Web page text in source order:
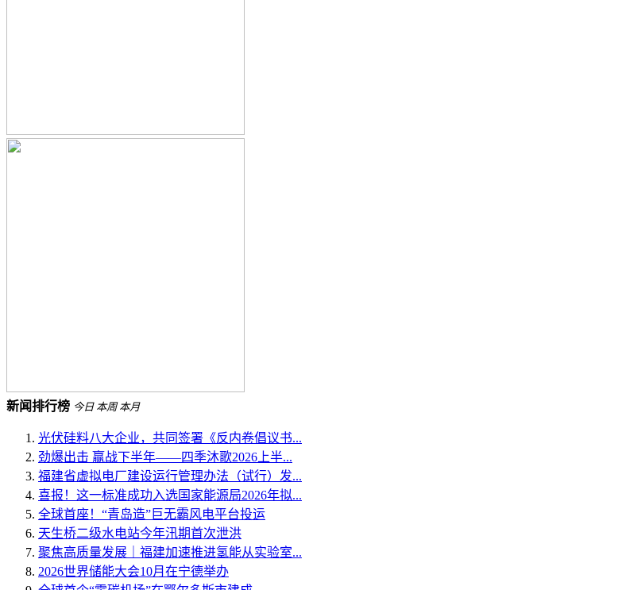
新闻排行榜 今日 本周 本月
光伏硅料八大企业，共同签署《反内卷倡议书...
劲爆出击 赢战下半年——四季沐歌2026上半...
福建省虚拟电厂建设运行管理办法（试行）发...
喜报！这一标准成功入选国家能源局2026年拟...
全球首座！“青岛造”巨无霸风电平台投运
天生桥二级水电站今年汛期首次泄洪
聚焦高质量发展｜福建加速推进氢能从实验室...
2026世界储能大会10月在宁德举办